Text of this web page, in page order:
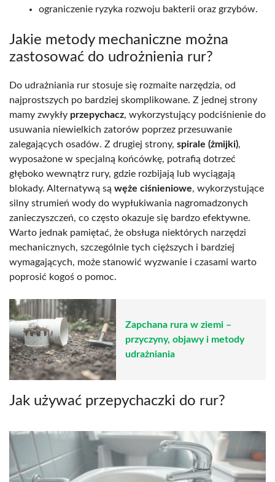
ograniczenie ryzyka rozwoju bakterii oraz grzybów.
Jakie metody mechaniczne można
zastosować do udrożnienia rur?
Do udrażniania rur stosuje się rozmaite narzędzia, od
najprostszych po bardziej skomplikowane. Z jednej strony
mamy zwykły przepychacz, wykorzystujący podciśnienie do
usuwania niewielkich zatorów poprzez przesuwanie
zalegających osadów. Z drugiej strony, spirale (żmijki),
wyposażone w specjalną końcówkę, potrafią dotrzeć
głęboko wewnątrz rury, gdzie rozbijają lub wyciągają
blokady. Alternatywą są węże ciśnieniowe, wykorzystujące
silny strumień wody do wypłukiwania nagromadzonych
zanieczyszczeń, co często okazuje się bardzo efektywne.
Warto jednak pamiętać, że obsługa niektórych narzędzi
mechanicznych, szczególnie tych cięższych i bardziej
wymagających, może stanowić wyzwanie i czasami warto
poprosić kogoś o pomoc.
Zapchana rura w ziemi –
przyczyny, objawy i metody
udrażniania
Jak używać przepychaczki do rur?